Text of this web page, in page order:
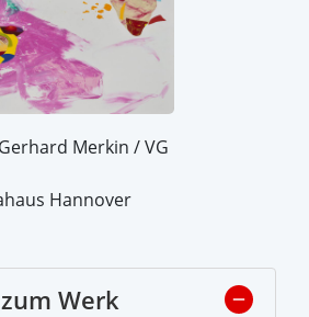
Merkin / VG
Hannover
Werk